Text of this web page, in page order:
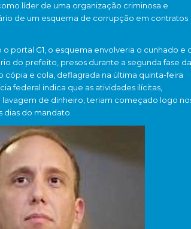
líder de uma organização criminosa e
de um esquema de corrupção em contratos
o portal G1, o esquema envolveria o cunhado e
do prefeito, presos durante a segunda fase da
cópia e cola, deflagrada na última quinta-feira
federal indica que as atividades ilícitas,
lavagem de dinheiro, teriam começado logo
dias do mandato.